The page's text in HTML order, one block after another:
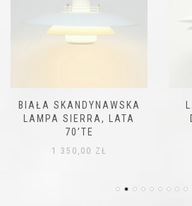
BIAŁA SKANDYNAWSKA
LAMPA SIERRA, LATA
70’TE
1 350,00 ZŁ